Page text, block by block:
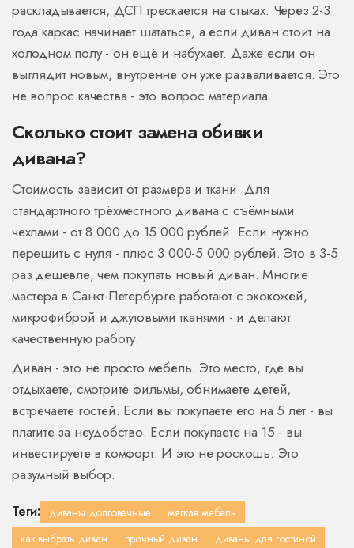
раскладывается, ДСП трескается на стыках. Через 2-3
года каркас начинает шататься, а если диван стоит на
холодном полу - он ещё и набухает. Даже если он
выглядит новым, внутренне он уже разваливается. Это
не вопрос качества - это вопрос материала.
Сколько стоит замена обивки
дивана?
Стоимость зависит от размера и ткани. Для
стандартного трёхместного дивана с съёмными
чехлами - от 8 000 до 15 000 рублей. Если нужно
перешить с нуля - плюс 3 000-5 000 рублей. Это в 3-5
раз дешевле, чем покупать новый диван. Многие
мастера в Санкт-Петербурге работают с экокожей,
микрофиброй и джутовыми тканями - и делают
качественную работу.
Диван - это не просто мебель. Это место, где вы
отдыхаете, смотрите фильмы, обнимаете детей,
встречаете гостей. Если вы покупаете его на 5 лет - вы
платите за неудобство. Если покупаете на 15 - вы
инвестируете в комфорт. И это не роскошь. Это
разумный выбор.
Теги: диваны долговечные
мягкая мебель
как выбрать диван
прочный диван диваны для гостиной